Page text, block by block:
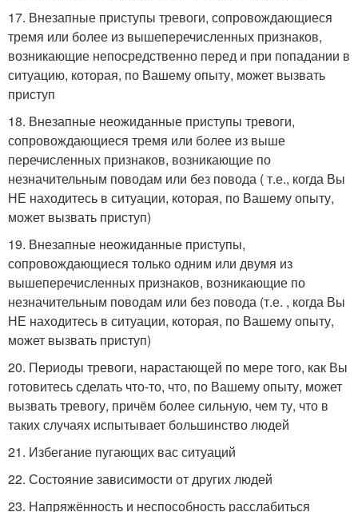
17. Внезапные приступы тревоги, сопровождающиеся
тремя или более из вышеперечисленных признаков,
возникающие непосредственно перед и при попадании в
ситуацию, которая, по Вашему опыту, может вызвать
приступ
18. Внезапные неожиданные приступы тревоги,
сопровождающиеся тремя или более из выше
перечисленных признаков, возникающие по
незначительным поводам или без повода ( т.е., когда Вы
НЕ находитесь в ситуации, которая, по Вашему опыту,
может вызвать приступ)
19. Внезапные неожиданные приступы,
сопровождающиеся только одним или двумя из
вышеперечисленных признаков, возникающие по
незначительным поводам или без повода (т.е. , когда Вы
НЕ находитесь в ситуации, которая, по Вашему опыту,
может вызвать приступ)
20. Периоды тревоги, нарастающей по мере того, как Вы
готовитесь сделать что-то, что, по Вашему опыту, может
вызвать тревогу, причём более сильную, чем ту, что в
таких случаях испытывает большинство людей
21. Избегание пугающих вас ситуаций
22. Состояние зависимости от других людей
23. Напряжённость и неспособность расслабиться